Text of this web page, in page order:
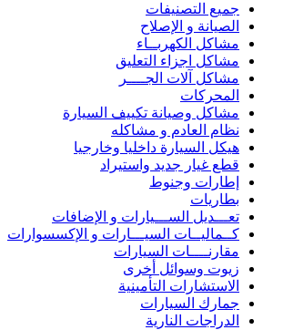
جميع التصنيفات
الصيانة و الإصلاح
مشاكل الكهربــاء
مشاكل اجزاء التعليق
مشاكل آلات الجــــر
المحركات
مشاكل وصيانة تكييف السيارة
نظام العادم و مشاكله
هيكل السيارة داخليا وخارجيا
قطع غيار جديد واستيراد
إطارات وجنوط
بطاريات
تعـــديل الســـيارات و الإضافات
كــماليــات السيـــارات و الإكسسوارات
مقارنــــات السيارات
زيوت وسوائل أخرى
الاستشارات التأمينية
جمارك السيارات
الدراجات النارية